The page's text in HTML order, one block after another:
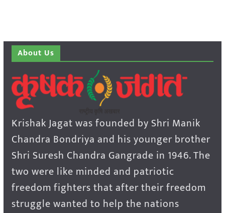
About Us
Krishak Jagat was founded by Shri Manik
Chandra Bondriya and his younger brother
Shri Suresh Chandra Gangrade in 1946. The
two were like minded and patriotic
freedom fighters that after their freedom
struggle wanted to help the nations